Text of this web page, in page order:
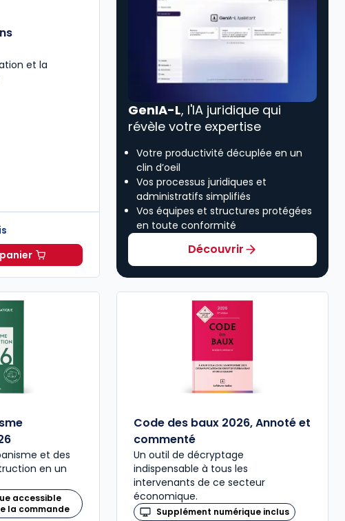
à 89,00 € TTC
et la
Transactions immobilières à 151,38 €
GenIA-L, l'IA juridique qui
révèle votre expertise
Votre productivité décuplée en un
clin d’oeil
Vos processus juridiques et
administratifs simplifiés
Vos équipes et structures protégées
en toute conformité
Découvrir
et des
en un
accessible
la commande
Code des baux 2026, Annoté et
commenté
Un outil de décryptage
indispensable à tous les
intervenants de ce secteur
économique.
Supplément numérique inclus